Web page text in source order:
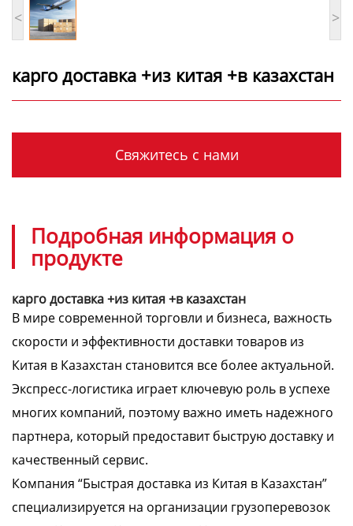
< >
карго доставка +из китая +в казахстан
Свяжитесь с нами
Подробная информация о
продукте
карго доставка +из китая +в казахстан
В мире современной торговли и бизнеса, важность
скорости и эффективности доставки товаров из
Китая в Казахстан становится все более актуальной.
Экспресс-логистика играет ключевую роль в успехе
многих компаний, поэтому важно иметь надежного
партнера, который предоставит быструю доставку и
качественный сервис.
Компания “Быстрая доставка из Китая в Казахстан”
специализируется на организации грузоперевозок